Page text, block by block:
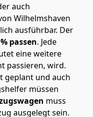
auch
Wilhelmshaven
ausführbar. Der
passen. Jede
eine weitere
passieren, wird.
geplant und auch
müssen
muss
ausgelegt sein.